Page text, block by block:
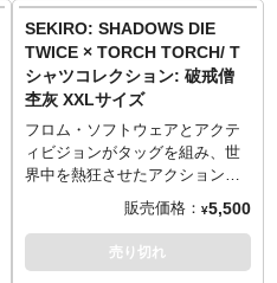
綿100% 5.6oz ヘビーウェイトボ
ディ
※杢灰のみ 綿90%、ポリエステ
ル10% 5.6oz ヘビーウェイトボ
ディ
TORCH TORCH OFFICIAL
SITE：https://torchtorch.jp/
何度洗っても型崩れしづらく風
合いが出るのが特徴です。
──────────────────
■サイズ（着丈／身幅／肩幅／袖
丈）
Sサイズ （65cm／49cm／42cm
／19cm）
Mサイズ （69cm／52cm／46cm
Lサイズ （73cm／55cm／50cm
／22cm）
XLサイズ （77cm／58cm／
プレイヤーに苦戦を強いた強敵
「破戒僧」。高笑いとともに長
刀をふるう彼女の姿を、フロ
ム・ソフトウェア作品に関する
数々のファンアートが人気のイ
ラストレーター・芳川氏が耽美
な鉛筆画で描き下ろし。洗練さ
乾いたタッチで、着こなしやす
く仕上げました。
生地はしっかりとした厚みの5.6
SEKIRO: SHADOWS DIE
TWICE × TORCH TORCH/ T
シャツコレクション: 破戒僧
杢灰 XXLサイズ
フロム・ソフトウェアとアクテ
ィビジョンがタッグを組み、世
界中を熱狂させたアクション・
アドベンチャーゲーム
『SEKIRO: SHADOWS DIE
TWICE』。「TORCH TORCH」
とのコラボレーションTシャツが
販売価格： ¥5,500
売り切れ